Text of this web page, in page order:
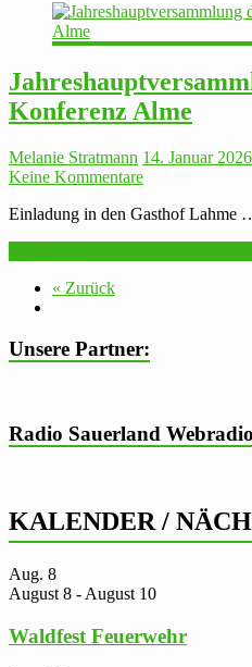
Konferenz Alme
Melanie Stratmann 14. Januar 2026
Keine Kommentare
Einladung in den Gasthof Lahme
« Zurück
Unsere Partner:
Radio Sauerland Webradio
KALENDER /
Aug. 8
August 8 - August 10
Waldfest Feuerwehr